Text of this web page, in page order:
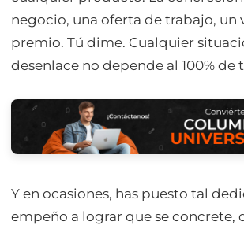
negocio, una oferta de trabajo, un
premio. Tú dime. Cualquier
desenlace no depende al 100% de
Y en ocasiones, has puesto tal
empeño a lograr que se concrete,